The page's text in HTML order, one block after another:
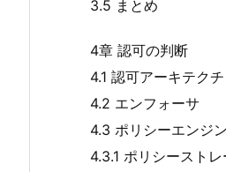
3.5 まとめ
4章 認可の判断
4.1 認可アーキテクチ
4.2 エンフォーサ
4.3 ポリシーエンジン
4.3.1 ポリシーストレ